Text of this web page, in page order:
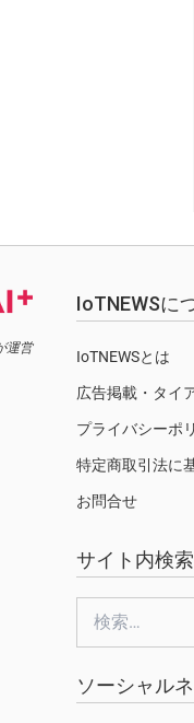
運営
IoTNEWSに
IoTNEWSとは
広告掲載・タイ
プライバシーポ
特定商取引法に
お問合せ
サイト内検索
索:
ソーシャル